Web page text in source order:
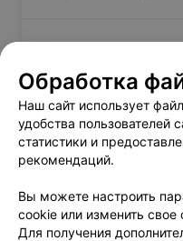
Компьютерная
Лечение зубов и
Лечение
Борисове
Обработка
Наш сайт использует
удобства пользователей
статистики и
рекомендаций.
Вы можете настроить
cookie или изменить свое
Для получения